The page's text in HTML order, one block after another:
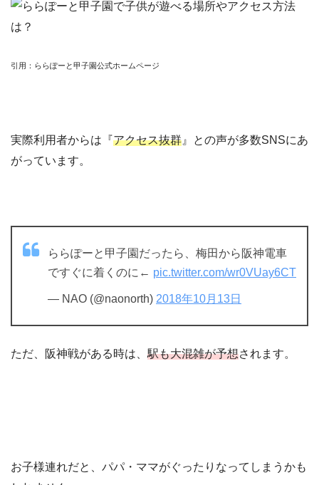
引用：ららぽーと甲子園公式ホームページ
実際利用者からは『 アクセス抜群』との声が多数SNSにあ
がっています。
ららぽーと甲子園だったら、梅田から阪神電車
ですぐに着くのに← pic.twitter.com/wr0VUay6CT
— NAO (@naonorth) 2018年10月13日
ただ、阪神戦がある時は、駅も大混雑が予想されます。
お子様連れだと、パパ・ママがぐったりなってしまうかも